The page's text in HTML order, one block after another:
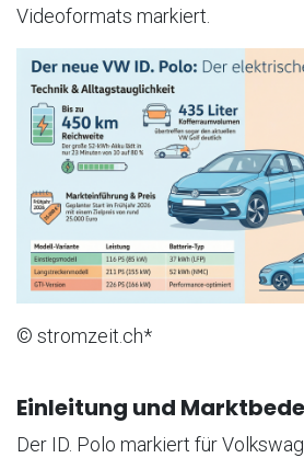
Videoformats markiert.
© stromzeit.ch*
Einleitung und
Der ID. Polo markiert für